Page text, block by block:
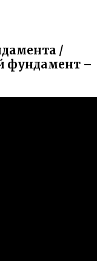
/
фундамент –